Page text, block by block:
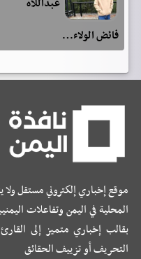
فائض الولاء…
موقع إخباري إلكتروني مستقل
المحلية في اليمن وتفاعلات
بقالب إخباري متميز إلى
التحريف أو تزييف الحقائق